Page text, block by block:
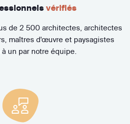
vérifiés
de 2 500 architectes, architectes
maîtres d'œuvre et paysagistes
un par notre équipe.